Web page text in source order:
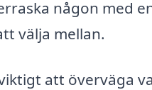
någon med
välja mellan.
att överväga